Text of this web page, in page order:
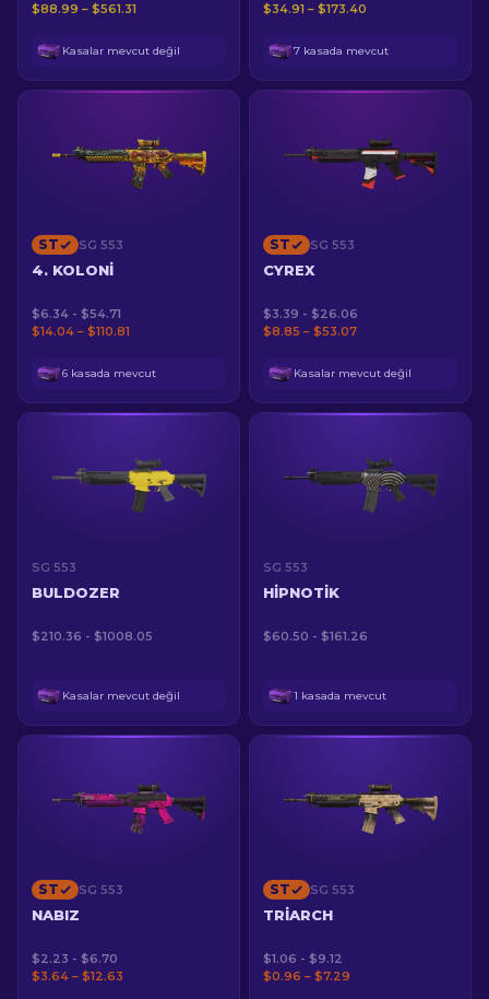
$88.99 – $561.31
Kasalar mevcut değil
$34.91 – $173.40
7 kasada mevcut
ST SG 553
4. KOLONI
$6.34 - $54.71
$14.04 – $110.81
6 kasada mevcut
ST SG 553
CYREX
$3.39 - $26.06
$8.85 – $53.07
Kasalar mevcut değil
SG 553
BULDOZER
$210.36 - $1008.05
Kasalar mevcut değil
SG 553
HIPNOTIK
$60.50 - $161.26
1 kasada mevcut
ST SG 553
NABIZ
$2.23 - $6.70
$3.64 – $12.63
ST SG 553
TRIARCH
$1.06 - $9.12
$0.96 – $7.29